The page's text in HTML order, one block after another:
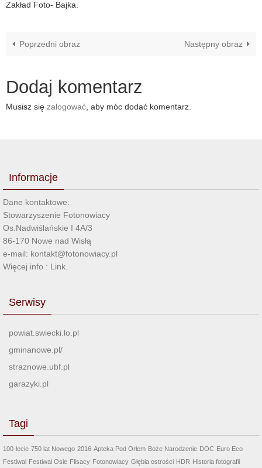
Zakład Foto- Bajka.
Poprzedni obraz Następny obraz
Dodaj komentarz
Musisz się zalogować, aby móc dodać komentarz.
Informacje
Dane kontaktowe:
Stowarzyszenie Fotonowiacy
Os.Nadwiślańskie I 4A/3
86-170 Nowe nad Wisłą
e-mail: kontakt@fotonowiacy.pl
Więcej info : Link.
Serwisy
powiat.swiecki.lo.pl
gminanowe.pl/
straznowe.ubf.pl
garazyki.pl
Tagi
100-lecie 750 lat Nowego 2016 Apteka Pod Orłem Boże Narodzenie DOC Euro Eco
Festiwal
Festiwal Osie Flisacy Fotonowiacy Głębia ostrości HDR Historia fotografii